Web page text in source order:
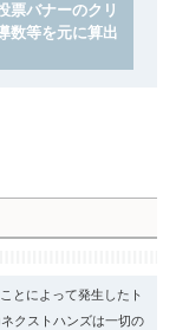
票バナーのクリ
数等を元に算出
とによって発生したト
クストハンズは一切の